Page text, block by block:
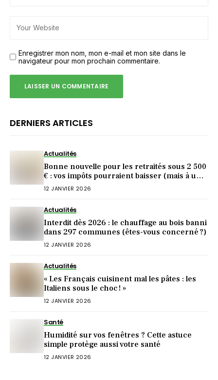
Enregistrer mon nom, mon e-mail et mon site dans le
navigateur pour mon prochain commentaire.
DERNIERS ARTICLES
Actualités
Bonne nouvelle pour les retraités sous 2 500
€ : vos impôts pourraient baisser (mais à une
condition)
12 JANVIER 2026
Actualités
Interdit dès 2026 : le chauffage au bois banni
dans 297 communes (êtes-vous concerné ?)
12 JANVIER 2026
Actualités
« Les Français cuisinent mal les pâtes : les
Italiens sous le choc ! »
12 JANVIER 2026
Santé
Humidité sur vos fenêtres ? Cette astuce
simple protège aussi votre santé
12 JANVIER 2026